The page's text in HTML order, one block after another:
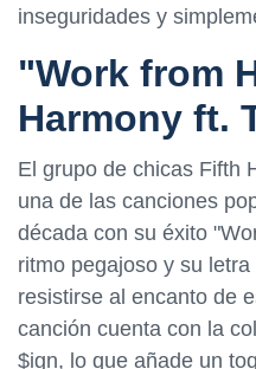
inseguridades y
"Work from
Harmony ft.
El grupo de chicas Fifth
una de las canciones
década con su éxito
ritmo pegajoso y su
resistirse al encanto de
canción cuenta con la
$ign, lo que añade un